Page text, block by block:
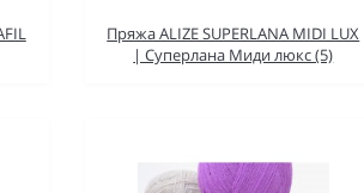
Пряжа ALIZE SUPERLANA MIDI LUX
| Суперлана Миди люкс (5)